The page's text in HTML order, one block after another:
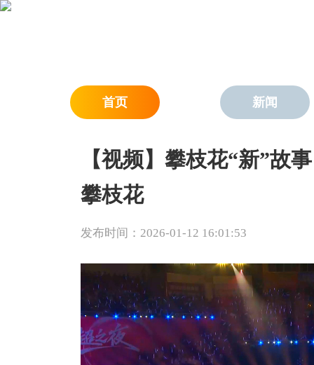
首页 新闻
【视频】攀枝花“新”故
攀枝花
发布时间：2026-01-12 16:01:53